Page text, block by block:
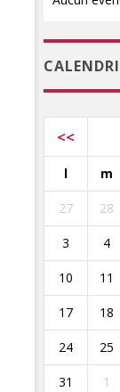
<<
l m
27 28
3 4
10 11
17 18
24 25
31 1